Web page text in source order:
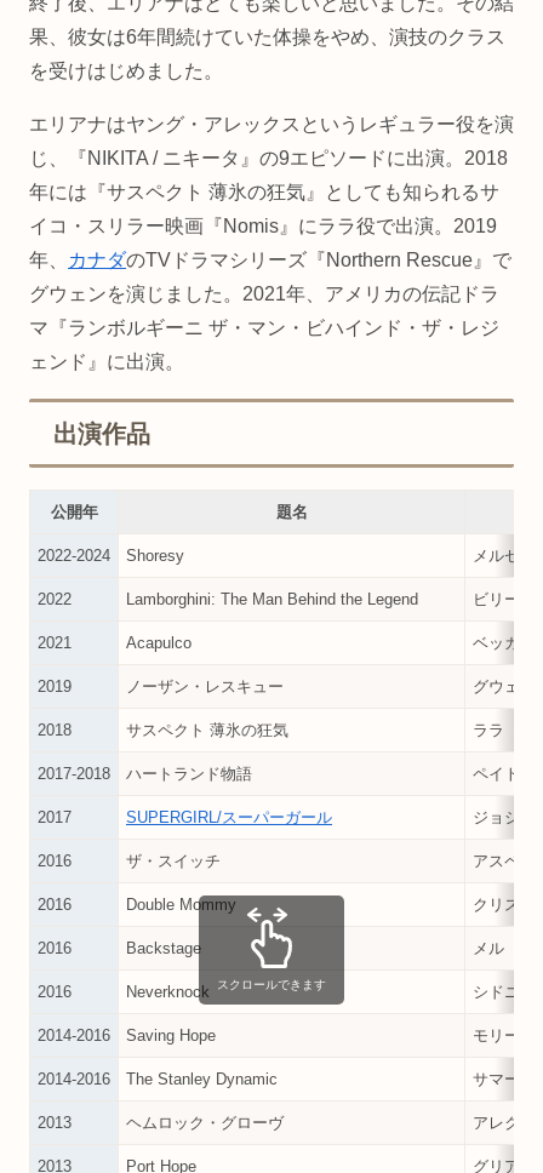
果、彼女は6年間続けていた体操をやめ、演技のクラス
を受けはじめました。
エリアナはヤング・アレックスというレギュラー役を演
じ、『NIKITA / ニキータ』の9エピソードに出演。2018
年には『サスペクト 薄氷の狂気』としても知られるサ
イコ・スリラー映画『Nomis』にララ役で出演。2019
年、
カナダのTVドラマシリーズ『Northern Rescue』で
グウェンを演じました。2021年、アメリカの伝記ドラ
マ『ランボルギーニ ザ・マン・ビハインド・ザ・レジ
ェンド』に出演。
出演作品
公開年 題名
2022-2024 Shoresy メルセデ
2022 Lamborghini: The Man Behind the Legend ビリー・
2021 Acapulco ベッカ
2019 ノーザン・レスキュー グウェン
2018 サスペクト 薄氷の狂気 ララ
2017-2018 ハートランド物語 ペイトン
2017 SUPERGIRL/スーパーガール ジョシー
2016 ザ・スイッチ アスペン
2016 Double Mommy クリステ
2016 Backstage メル
2016 Neverknock シドニー
2014-2016 Saving Hope モリー・
2014-2016 The Stanley Dynamic サマー
2013 ヘムロック・グローヴ アレクサ
2013 Port Hope グリア・
スクロールできます